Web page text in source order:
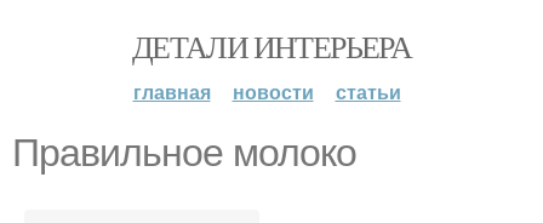
ДЕТАЛИ ИНТЕРЬЕРА
главная новости статьи
Правильное молоко